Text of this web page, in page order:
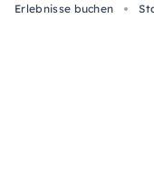
Erlebnisse buchen